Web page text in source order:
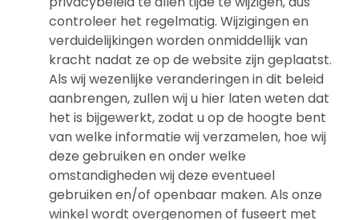
controleer het regelmatig. Wijzigingen en
verduidelijkingen worden onmiddellijk van
kracht nadat ze op de website zijn geplaatst.
Als wij wezenlijke veranderingen in dit beleid
aanbrengen, zullen wij u hier laten weten dat
het is bijgewerkt, zodat u op de hoogte bent
van welke informatie wij verzamelen, hoe wij
deze gebruiken en onder welke
omstandigheden wij deze eventueel
gebruiken en/of openbaar maken. Als onze
winkel wordt overgenomen of fuseert met